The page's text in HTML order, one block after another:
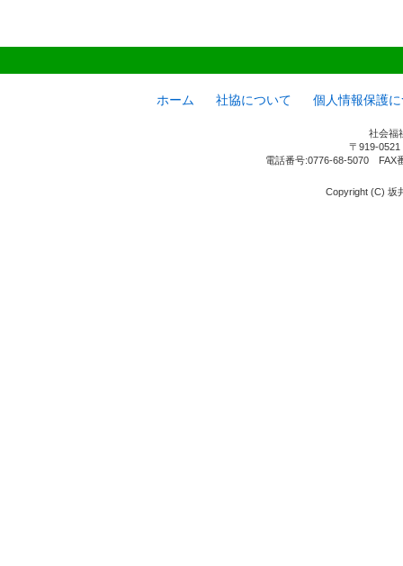
ホーム 社協について 個人情報保護
社会福
〒919-
電話番号:0776-68-5070
Copyright (C) 坂